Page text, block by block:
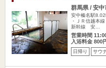
群馬県 / 安中
安中榛名駅
・ＪＲ信越本
新幹線 安…
営業時間
入浴料金 800
日帰り サウ